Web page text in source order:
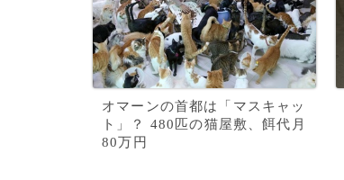
オマーンの首都は「マスキャッ
ト」？ 480匹の猫屋敷、餌代月
80万円